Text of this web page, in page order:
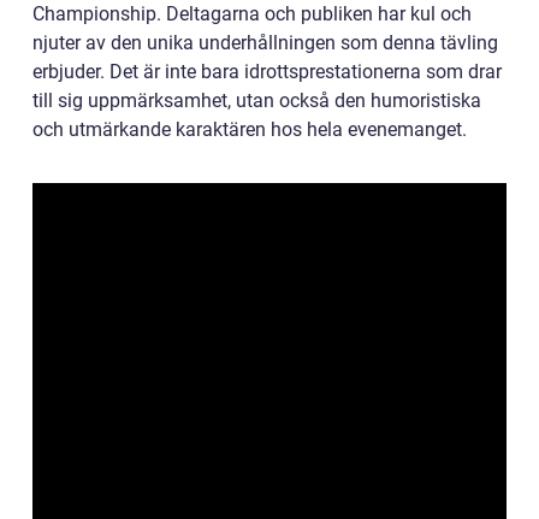
Championship. Deltagarna och publiken har kul och
njuter av den unika underhållningen som denna tävling
erbjuder. Det är inte bara idrottsprestationerna som drar
till sig uppmärksamhet, utan också den humoristiska
och utmärkande karaktären hos hela evenemanget.